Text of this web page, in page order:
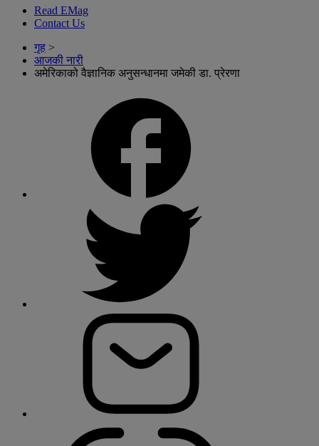
Read EMag
Contact Us
गृह >
आजकी नारी
अमेरिकाको वैज्ञानिक अनुसन्धानमा जमेकी डा. प्रेरणा